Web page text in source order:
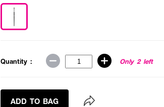
Quantity : Only 2 left
ADD TO BAG